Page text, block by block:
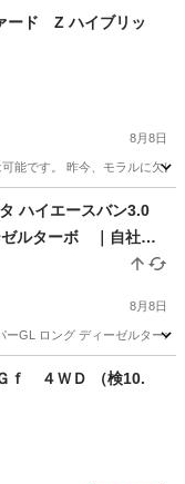
ド Z ハイブリッ
8月8日
能です。 昨今、モラルに欠
ハイエースバン3.0
ゼルターボ ｜自社ロ
8月8日
ーGL ロング ディーゼルタ
ロング
ｆ ４ＷＤ （検10.